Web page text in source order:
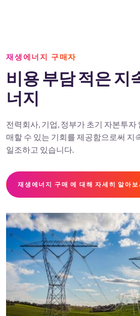
재생에너지 구매자
비용 부담 적은 지
너지
전력회사, 기업, 정부가 초기 자본투자
매할 수 있는 기회를 제공함으로써 지
일조하고 있습니다.
재생에너지 구매 에 대해 자세히 알아보